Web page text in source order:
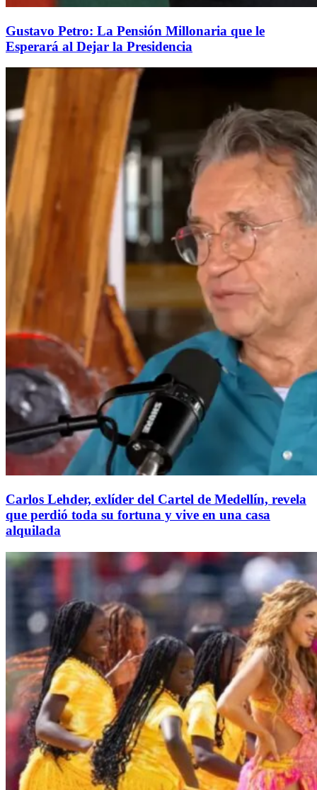
Gustavo Petro: La Pensión Millonaria que le
Esperará al Dejar la Presidencia
Carlos Lehder, exlíder del Cartel de Medellín, revela
que perdió toda su fortuna y vive en una casa
alquilada